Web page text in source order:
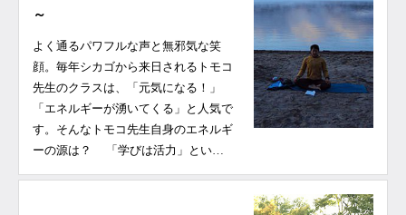
～
よく通るパワフルな声と無邪気な笑
顔。毎年シカゴから来日されるトモコ
先生のクラスは、「元気になる！」
「エネルギーが湧いてくる」と人気で
す。そんなトモコ先生自身のエネルギ
ーの源は？ 「学びは活力」とい…